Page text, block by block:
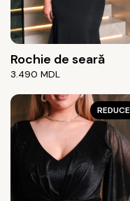
Rochie de seară
3.490 MDL